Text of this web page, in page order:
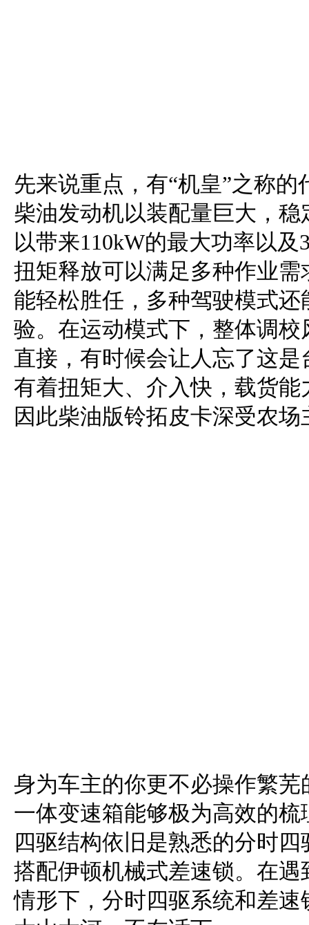
先来说重点，有“机皇”之称的
柴油发动机以装配量巨大，
以带来110kW的最大功率以
扭矩释放可以满足多种作业
能轻松胜任，多种驾驶模式
验。在运动模式下，整体调
直接，有时候会让人忘了这
有着扭矩大、介入快，载货
因此柴油版铃拓皮卡深受农场
身为车主的你更不必操作繁芜
一体变速箱能够极为高效的
四驱结构依旧是熟悉的分时
搭配伊顿机械式差速锁。在
情形下，分时四驱系统和差